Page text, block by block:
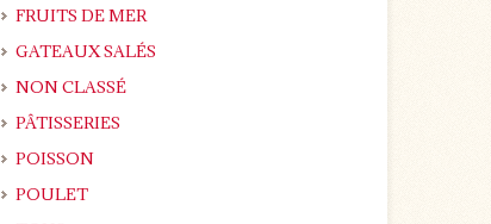
FRUITS DE MER
GATEAUX SALÉS
NON CLASSÉ
PÂTISSERIES
POISSON
POULET